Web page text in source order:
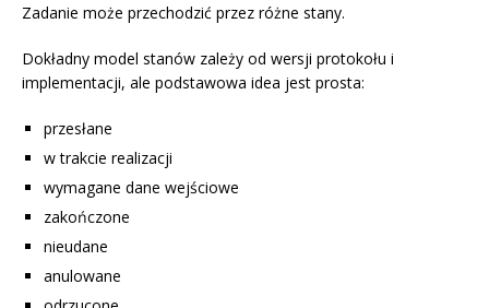
Zadanie może przechodzić przez różne stany.
Dokładny model stanów zależy od wersji protokołu i
implementacji, ale podstawowa idea jest prosta:
przesłane
w trakcie realizacji
wymagane dane wejściowe
zakończone
nieudane
anulowane